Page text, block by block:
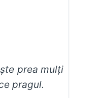
prea mulţi
pragul.